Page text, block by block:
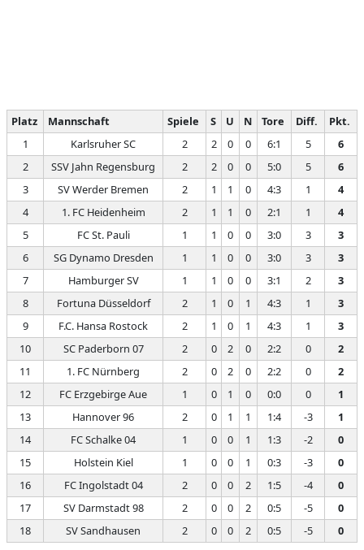
Platz Mannschaft Spiele S U N Tore Diff.
Pkt.
1
Karlsruher SC 2 2 0 0 6:1 5
6
2
SSV Jahn Regensburg 2 2 0 0 5:0 5
6
3
SV Werder Bremen 2 1 1 0 4:3 1
4
4
1. FC Heidenheim 2 1 1 0 2:1 1
4
5
FC St. Pauli 1 1 0 0 3:0 3
3
6
SG Dynamo Dresden 1 1 0 0 3:0 3
3
7
Hamburger SV 1 1 0 0 3:1 2
3
8
Fortuna Düsseldorf 2 1 0 1 4:3 1
3
9
F.C. Hansa Rostock 2 1 0 1 4:3 1
3
10
SC Paderborn 07 2 0 2 0 2:2 0
2
11
1. FC Nürnberg 2 0 2 0 2:2 0
2
12
FC Erzgebirge Aue 1 0 1 0 0:0 0
1
13
Hannover 96 2 0 1 1 1:4 -3
1
14
FC Schalke 04 1 0 0 1 1:3 -2
0
15
Holstein Kiel 1 0 0 1 0:3 -3
0
16
FC Ingolstadt 04 2 0 0 2 1:5 -4
0
17
SV Darmstadt 98 2 0 0 2 0:5 -5
0
18
SV Sandhausen 2 0 0 2 0:5 -5 0